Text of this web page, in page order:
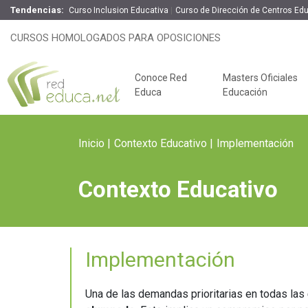
Tendencias: Curso Inclusion Educativa Curso de Dirección de Centros
CURSOS HOMOLOGADOS PARA OPOSICIONES
Conoce Red
Educa
Masters Oficiales
Educación
Claves del éxito
Oposiciones de
Inicio Contexto Educativo Implementación
Contexto Educativo
Implementación
Una de las demandas prioritarias en todas